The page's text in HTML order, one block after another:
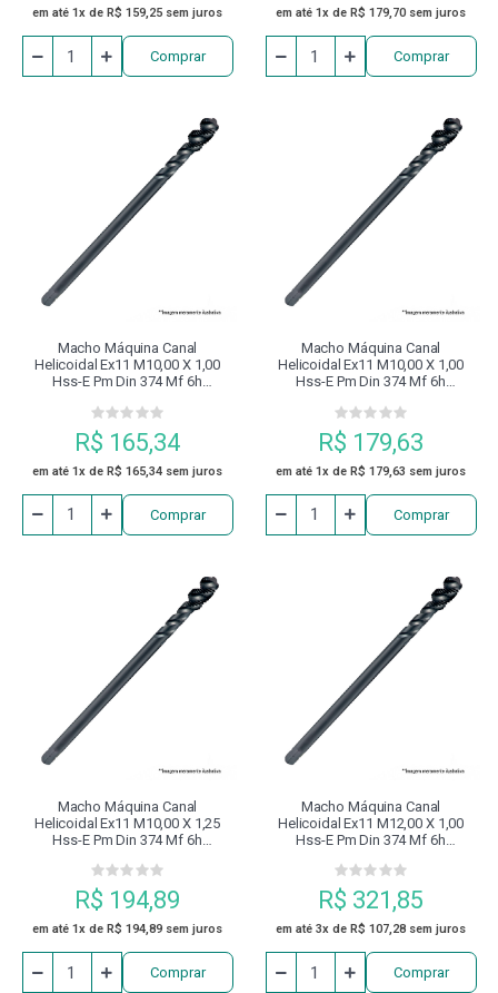
em até 1x de R$ 159,25 sem juros
Comprar
em até 1x de R$ 179,70 sem juros
Comprar
Macho Máquina Canal
Helicoidal Ex11 M10,00 X 1,00
Hss-E Pm Din 374 Mf 6h
R$ 165,34
em até 1x de R$ 165,34 sem juros
Comprar
Macho Máquina Canal
Helicoidal Ex11 M10,00 X 1,00
Hss-E Pm Din 374 Mf 6h
R$ 179,63
em até 1x de R$ 179,63 sem juros
Comprar
Macho Máquina Canal
Helicoidal Ex11 M10,00 X 1,25
Hss-E Pm Din 374 Mf 6h
R$ 194,89
em até 1x de R$ 194,89 sem juros
Comprar
Macho Máquina Canal
Helicoidal Ex11 M12,00 X 1,00
Hss-E Pm Din 374 Mf 6h
R$ 321,85
em até 3x de R$ 107,28 sem juros
Comprar